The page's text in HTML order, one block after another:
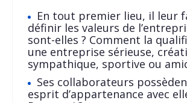
En tout premier lieu, il leur
définir les valeurs de
sont-elles ? Comment la
une entreprise sérieuse,
sympathique, sportive ou
Ses collaborateurs
esprit d’appartenance avec